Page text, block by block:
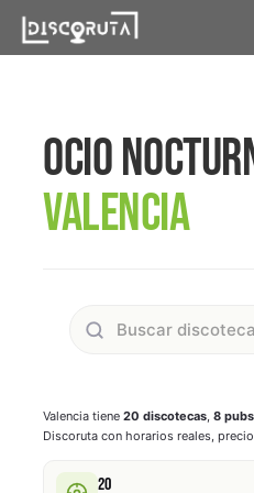
content
OCIO
VALENCIA
Valencia tiene 20 discotecas, 8 pubs
Discoruta con horarios reales,
20